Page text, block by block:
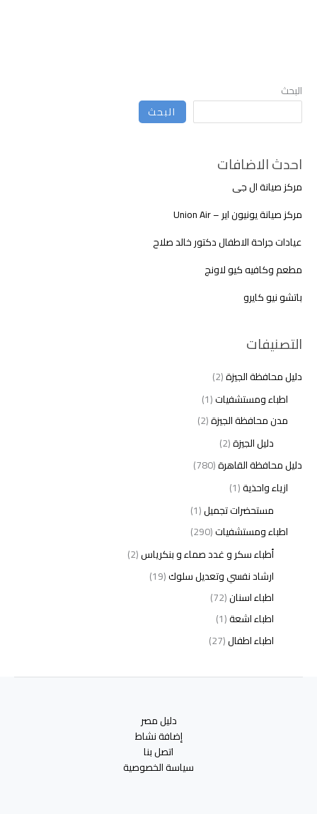
البحث
البحث
احدث الاضافات
مركز صيانة ال جى
مركز صيانة يونيون اير – Union Air
عيادات جراحة الاطفال دكتور خالد صلاح
مطعم وكافيه كيو لاونج
باتشو نيو كايرو
التصنيفات
دليل محافظة الجيزة(2)
اطباء ومستشفيات(1)
مدن محافظة الجيزة(2)
دليل الجيزة(2)
دليل محافظة القاهرة(780)
ازياء واحذية(1)
مستحضرات تجميل(1)
اطباء ومستشفيات(290)
أطباء سكر و غدد صماء و بنكرياس(2)
ارشاد نفسي وتعديل سلوك(19)
اطباء اسنان(72)
اطباء اشعة(1)
اطباء اطفال(27)
اطباء امراض الذكورة(1)
دليل مصر
إضافة نشاط
اتصل بنا
سياسة الخصوصية